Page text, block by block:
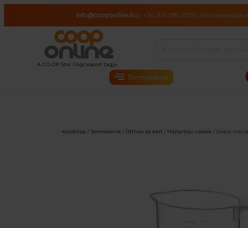
tartalomhoz
info@cooponline.hu | +36 (30) 016-2359|
Termékeink
Kezdőlap / Termékeink / Otthon és kert / Háztartási cikkek / Ovális